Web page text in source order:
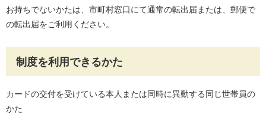
お持ちでないかたは、市町村窓口にて通常の転出届または、郵便で
の転出届をご利用ください。
制度を利用できるかた
カードの交付を受けている本人または同時に異動する同じ世帯員の
かた